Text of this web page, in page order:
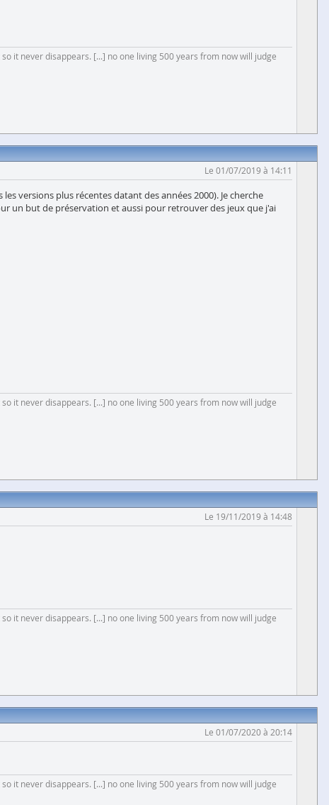
it never disappears. [...] no one living 500 years from now will judge
Le 01/07/2019 à 14:11
versions plus récentes datant des années 2000). Je cherche
un but de préservation et aussi pour retrouver des jeux que j'ai
it never disappears. [...] no one living 500 years from now will judge
Le 19/11/2019 à 14:48
it never disappears. [...] no one living 500 years from now will judge
Le 01/07/2020 à 20:14
it never disappears. [...] no one living 500 years from now will judge